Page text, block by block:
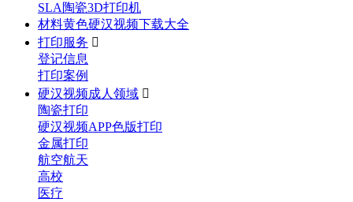
SLA陶瓷3D打印机
材料黄色硬汉视频下载大全
打印服务 
登记信息
打印案例
硬汉视频成人领域 
陶瓷打印
硬汉视频APP色版打印
金属打印
航空航天
高校
医疗